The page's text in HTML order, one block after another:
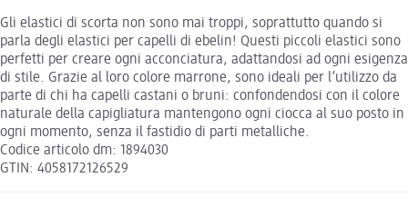
Gli elastici di scorta non sono mai troppi, soprattutto quando si
parla degli elastici per capelli di ebelin! Questi piccoli elastici sono
perfetti per creare ogni acconciatura, adattandosi ad ogni esigenza
di stile. Grazie al loro colore marrone, sono ideali per l’utilizzo da
parte di chi ha capelli castani o bruni: confondendosi con il colore
naturale della capigliatura mantengono ogni ciocca al suo posto in
ogni momento, senza il fastidio di parti metalliche.
Codice articolo dm: 1894030
GTIN: 4058172126529